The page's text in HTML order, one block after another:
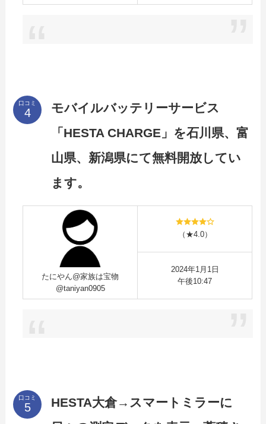
口コミ
モバイルバッテリーサービス
「HESTA CHARGE」を石川県、富
山県、新潟県にて無料開放してい
ます。
たにやん@家族は宝物
@taniyan0905
（★4.0）
2024年1月1日
午後10:47
口コミ
HESTA大倉→スマートミラーに